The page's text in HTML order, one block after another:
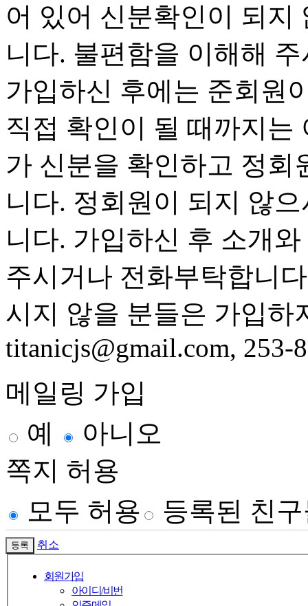
어 있어 신분확인이 되지
니다. 불편함을 이해해
가입하신 후에는 준회원
직접 확인이 될 때까지는
가 신분을 확인하고 정회
니다. 정회원이 되지 않
니다. 가입하신 후 소개
주시거나 전화부탁합니
시지 않을 분들은 가입하
titanicjs@gmail.com, 253-
메일링 가입
예
아니오
쪽지 허용
모두 허용
등록된 친
취소
회원가입
아이디/비번